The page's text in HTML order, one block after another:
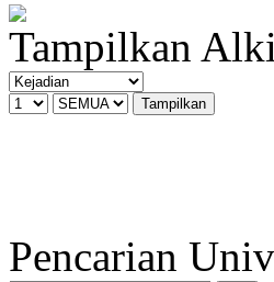
Tampilkan
Pencarian